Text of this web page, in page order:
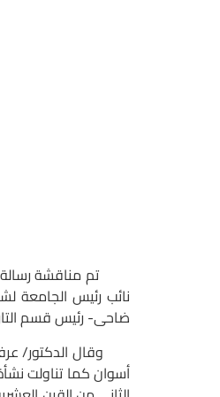
تم مناقشة رسالة
نائب رئيس الجامعة
ضاحى- رئيس قسم
وقال الدكتور/
أسوان كما تناولت